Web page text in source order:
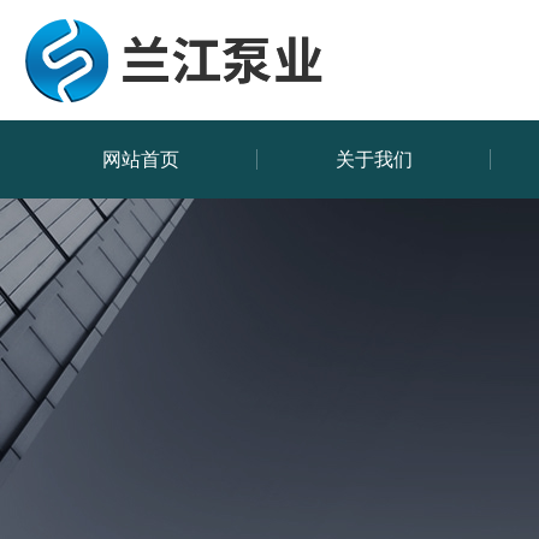
网站首页 关于我们